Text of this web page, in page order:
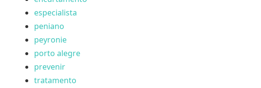
especialista
peniano
peyronie
porto alegre
prevenir
tratamento